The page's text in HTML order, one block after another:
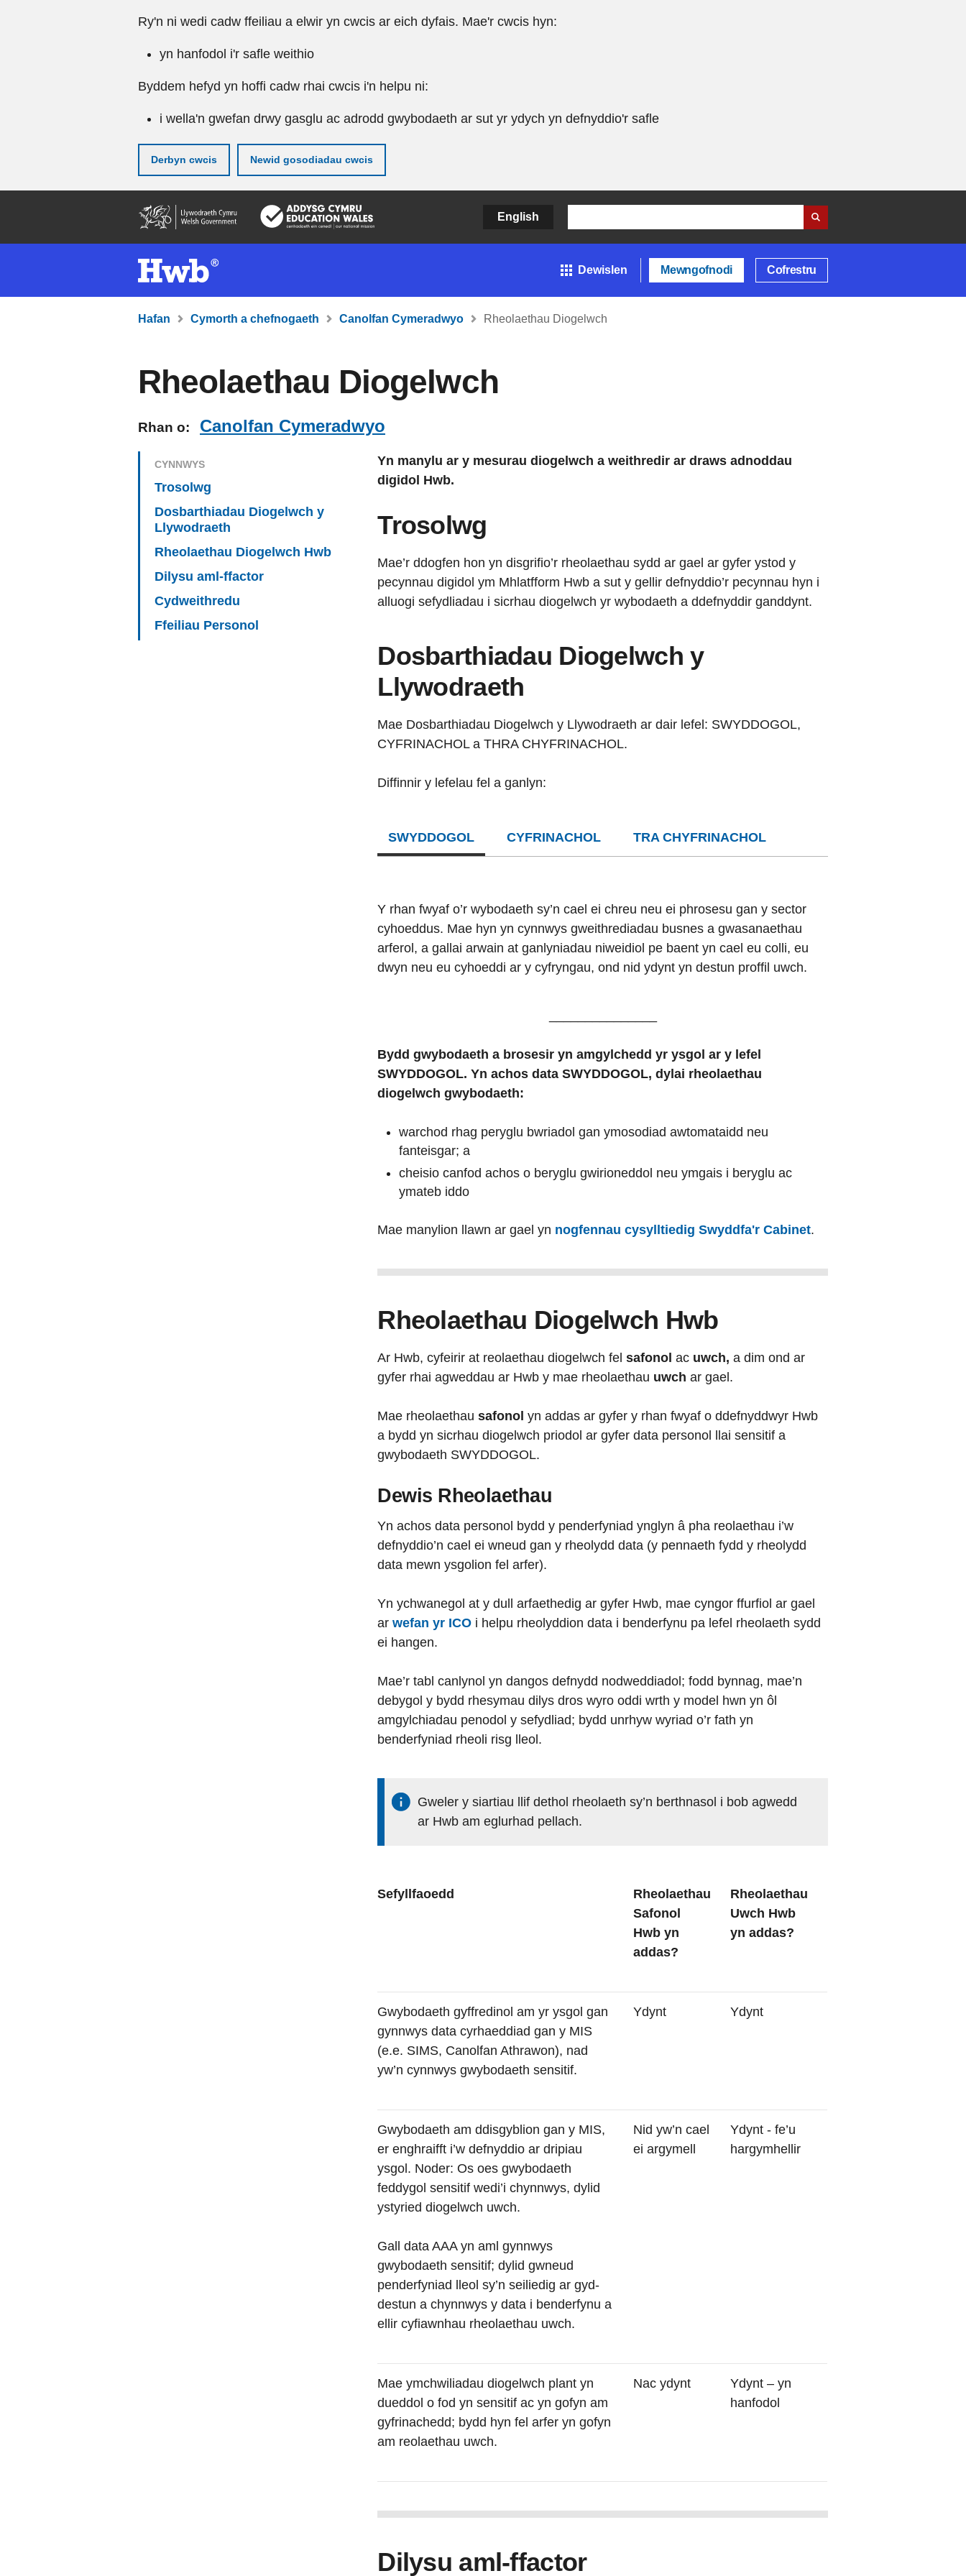
Ry'n ni wedi cadw ffeiliau a elwir yn cwcis ar eich dyfais. Mae'r cwcis hyn:
yn hanfodol i'r safle weithio
Byddem hefyd yn hoffi cadw rhai cwcis i'n helpu ni:
i wella'n gwefan drwy gasglu ac adrodd gwybodaeth ar sut yr ydych yn defnyddio'r safle
Derbyn cwcis Newid gosodiadau cwcis
gynnwy
English
Dewislen Mewngofnodi Cofrestru
Hafan Cymorth a chefnogaeth Canolfan Cymeradwyo Rheolaethau Diogelwch
Rheolaethau Diogelwch
Rhan o: Canolfan Cymeradwyo
CYNNWYS
Trosolwg
Dosbarthiadau Diogelwch y
Llywodraeth
Rheolaethau Diogelwch Hwb
Dilysu aml-ffactor
Cydweithredu
Ffeiliau Personol
Yn manylu ar y mesurau diogelwch a weithredir ar draws adnoddau
digidol Hwb.
Trosolwg
Mae’r ddogfen hon yn disgrifio’r rheolaethau sydd ar gael ar gyfer ystod y
pecynnau digidol ym Mhlatfform Hwb a sut y gellir defnyddio’r pecynnau hyn i
alluogi sefydliadau i sicrhau diogelwch yr wybodaeth a ddefnyddir ganddynt.
Dosbarthiadau Diogelwch y
Llywodraeth
Mae Dosbarthiadau Diogelwch y Llywodraeth ar dair lefel: SWYDDOGOL,
CYFRINACHOL a THRA CHYFRINACHOL.
Diffinnir y lefelau fel a ganlyn:
SWYDDOGOL CYFRINACHOL TRA CHYFRINACHOL
Y rhan fwyaf o’r wybodaeth sy’n cael ei chreu neu ei phrosesu gan y sector
cyhoeddus. Mae hyn yn cynnwys gweithrediadau busnes a gwasanaethau
arferol, a gallai arwain at ganlyniadau niweidiol pe baent yn cael eu colli, eu
dwyn neu eu cyhoeddi ar y cyfryngau, ond nid ydynt yn destun proffil uwch.
Bydd gwybodaeth a brosesir yn amgylchedd yr ysgol ar y lefel
SWYDDOGOL. Yn achos data SWYDDOGOL, dylai rheolaethau
diogelwch gwybodaeth:
warchod rhag peryglu bwriadol gan ymosodiad awtomataidd neu
fanteisgar; a
cheisio canfod achos o beryglu gwirioneddol neu ymgais i beryglu ac
ymateb iddo
Mae manylion llawn ar gael yn nogfennau cysylltiedig Swyddfa'r Cabinet.
Rheolaethau Diogelwch Hwb
Ar Hwb, cyfeirir at reolaethau diogelwch felsafonolac uwch,a dim ond ar
gyfer rhai agweddau ar Hwb y mae rheolaethau uwchar gael.
Mae rheolaethausafonolyn addas ar gyfer y rhan fwyaf o ddefnyddwyr Hwb
a bydd yn sicrhau diogelwch priodol ar gyfer data personol llai sensitif a
gwybodaeth SWYDDOGOL.
Dewis Rheolaethau
Yn achos data personol bydd y penderfyniad ynglyn â pha reolaethau i’w
defnyddio’n cael ei wneud gan y rheolydd data (y pennaeth fydd y rheolydd
data mewn ysgolion fel arfer).
Yn ychwanegol at y dull arfaethedig ar gyfer Hwb, mae cyngor ffurfiol ar gael
arwefan yr ICO i helpu rheolyddion data i benderfynu pa lefel rheolaeth sydd
ei hangen.
Mae’r tabl canlynol yn dangos defnydd nodweddiadol; fodd bynnag, mae’n
debygol y bydd rhesymau dilys dros wyro oddi wrth y model hwn yn ôl
amgylchiadau penodol y sefydliad; bydd unrhyw wyriad o’r fath yn
benderfyniad rheoli risg lleol.
Gweler y siartiau llif dethol rheolaeth sy’n berthnasol i bob agwedd
ar Hwb am eglurhad pellach.
Sefyllfaoedd
Rheolaethau
Safonol
Hwb yn
addas?
Rheolaethau
Uwch Hwb
yn addas?
Gwybodaeth gyffredinol am yr ysgol gan
gynnwys data cyrhaeddiad gan y MIS
(e.e. SIMS, Canolfan Athrawon), nad
yw’n cynnwys gwybodaeth sensitif.
Ydynt Ydynt
Gwybodaeth am ddisgyblion gan y MIS,
er enghraifft i’w defnyddio ar dripiau
ysgol. Noder: Os oes gwybodaeth
feddygol sensitif wedi’i chynnwys, dylid
ystyried diogelwch uwch.
Gall data AAA yn aml gynnwys
gwybodaeth sensitif; dylid gwneud
penderfyniad lleol sy’n seiliedig ar gyd-
destun a chynnwys y data i benderfynu a
ellir cyfiawnhau rheolaethau uwch.
Nid yw’n cael
ei argymell
Ydynt - fe’u
hargymhellir
Mae ymchwiliadau diogelwch plant yn
dueddol o fod yn sensitif ac yn gofyn am
gyfrinachedd; bydd hyn fel arfer yn gofyn
am reolaethau uwch.
Nac ydynt
Ydynt – yn
hanfodol
Dilysu aml-ffactor